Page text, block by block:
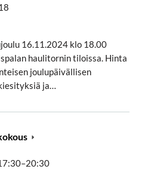
16.11.2024 klo 18.00
haulitornin tiloissa. Hinta
joulupäivällisen
ja…
–20:30